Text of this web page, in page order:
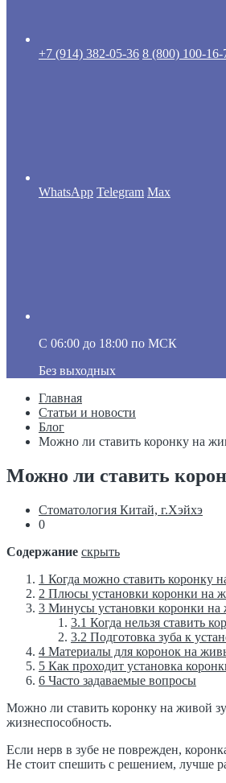
+7 (914) 382-05-36 8 (800) 100-16-
WhatsApp Telegram Max
C 06:00 до 18:00 по МСК
Без выходных
Главная
Статьи и новости
Блог
Можно ли ставить коронку на
Можно ли ставить
Стоматология Китай, г.Хэйхэ
0
Содержание скрыть
1 Когда можно ставить коронку
2 Плюсы установки коронки на
3 Минусы установки коронки на
3.1 Когда нельзя ставить
3.2 Подготовка зуба к
4 Материалы для коронок на
5 Как проходит установка
6 Часто задаваемые вопросы
Можно ли ставить коронку на живой
жизнеспособность.
Если нерв в зубе не поврежден,
Не стоит спешить с решением, лучше